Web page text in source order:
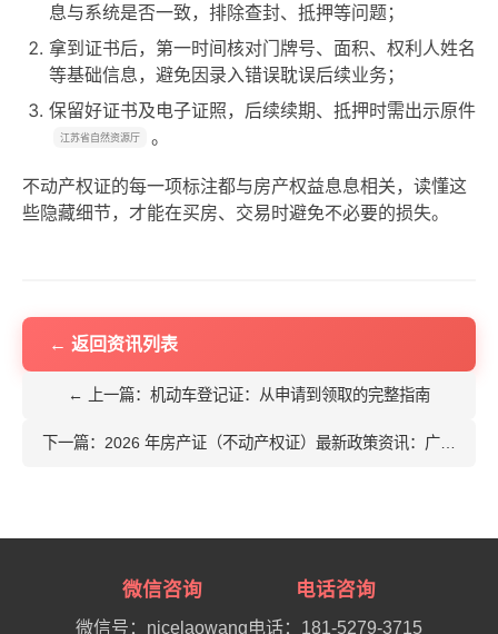
息与系统是否一致，排除查封、抵押等问题；
拿到证书后，第一时间核对门牌号、面积、权利人姓名
等基础信息，避免因录入错误耽误后续业务；
保留好证书及电子证照，后续续期、抵押时需出示原件
江苏省自然资源厅 。
不动产权证的每一项标注都与房产权益息息相关，读懂这
些隐藏细节，才能在买房、交易时避免不必要的损失。
← 返回资讯列表
← 上一篇：机动车登记证：从申请到领取的完整指南
微信咨询
微信号：nicelaowang
电话咨询
电话：181-5279-3715